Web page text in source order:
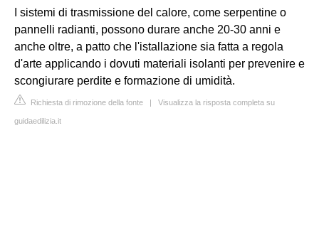
I sistemi di trasmissione del calore, come serpentine o
pannelli radianti, possono durare anche 20-30 anni e
anche oltre, a patto che l'istallazione sia fatta a regola
d'arte applicando i dovuti materiali isolanti per prevenire e
scongiurare perdite e formazione di umidità.
Richiesta di rimozione della fonte | Visualizza la risposta completa su
guidaedilizia.it